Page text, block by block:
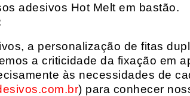
adesivos Hot Melt em bastão.
a personalização de fitas
a criticidade da fixação em
às necessidades de
) para conhecer